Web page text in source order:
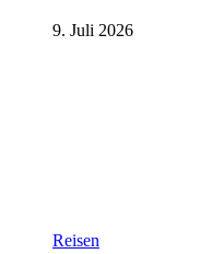
9. Juli 2026
Reisen